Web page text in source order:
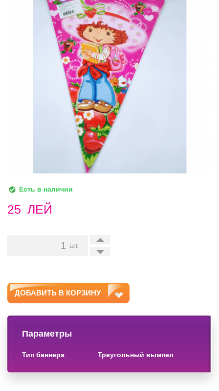
Есть в наличии
25 ЛЕЙ
+
-
шт.
ДОБАВИТЬ В КОРЗИНУ
Параметры
тип баннера треугольный вымпел